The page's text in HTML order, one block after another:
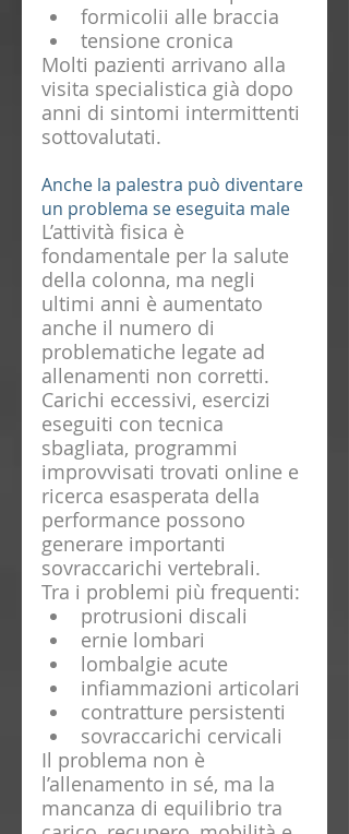
formicolii alle braccia
tensione cronica
Molti pazienti arrivano alla
visita specialistica già dopo
anni di sintomi intermittenti
sottovalutati.
Anche la palestra può diventare
un problema se eseguita male
L’attività fisica è
fondamentale per la salute
della colonna, ma negli
ultimi anni è aumentato
anche il numero di
problematiche legate ad
allenamenti non corretti.
Carichi eccessivi, esercizi
eseguiti con tecnica
sbagliata, programmi
improvvisati trovati online e
ricerca esasperata della
performance possono
generare importanti
sovraccarichi vertebrali.
Tra i problemi più frequenti:
protrusioni discali
ernie lombari
lombalgie acute
infiammazioni articolari
contratture persistenti
sovraccarichi cervicali
Il problema non è
l’allenamento in sé, ma la
mancanza di equilibrio tra